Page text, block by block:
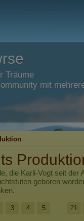
Träume
mit
die Karli-Vogt seit der
geboren
3 4 5 ... 21